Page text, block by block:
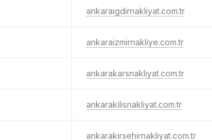
ankaraigdirnakliyat.com.tr
ankaraizmirnakliye.com.tr
ankarakarsnakliyat.com.tr
ankarakilisnakliyat.com.tr
ankarakirsehirnakliyat.com.tr